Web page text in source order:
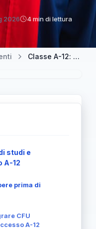
2026 4 min di lettura
Classe A-12: accesso anche per lauree LM-78 e altri titoli, e come colmare i CFU mancanti con Master Mnemosine
studi e
A-12
prima di
CFU
A-12